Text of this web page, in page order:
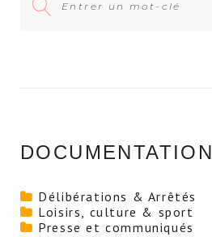
for:
DOCUMENTATION
Délibérations & Arrêtés
Loisirs, culture & sport
Presse et communiqués